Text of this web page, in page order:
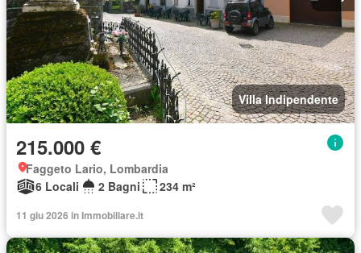
Villa Indipendente
215.000 €
Faggeto Lario, Lombardia
6 Locali
2 Bagni 234 m²
11 giu 2026 in Immobiliare.it